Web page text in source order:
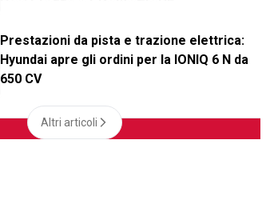
Prestazioni da pista e trazione elettrica:
Hyundai apre gli ordini per la IONIQ 6 N da
650 CV
Altri articoli